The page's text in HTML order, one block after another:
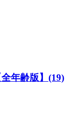
年齢版】(19)